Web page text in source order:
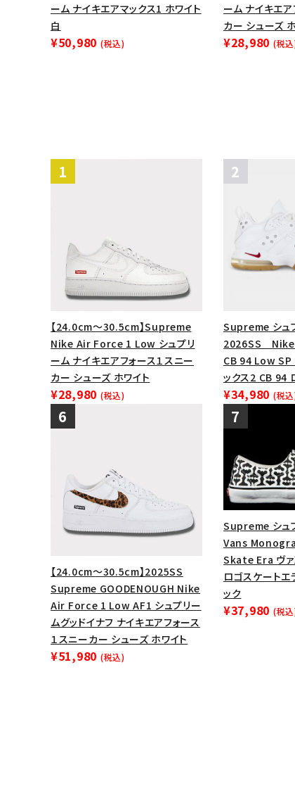
ーム ナイキエアマックス1 ホワイト
白
¥50,980 (税込)
ーム ナイキエ
カー シューズ
¥28,980 (税
【24.0cm～30.5cm】Supreme
Nike Air Force 1 Low シュプリ
ーム ナイキエアフォース１スニー
カー シューズ ホワイト
¥28,980 (税込)
Supreme シュ
2026SS Nike
CB 94 Low SP
ックス2 CB 94
¥34,980 (税
【24.0cm～30.5cm】2025SS
Supreme GOODENOUGH Nike
Air Force 1 Low AF1 シュプリー
ムグッドイナフ ナイキエアフォース
１スニーカー シューズ ホワイト
¥51,980 (税込)
Supreme シュ
Vans
Skate Era ヴァ
ロゴスケートエ
ック
¥37,980 (税